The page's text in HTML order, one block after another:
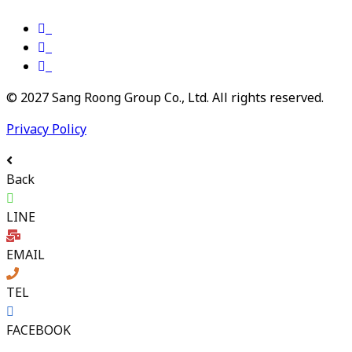
© 2027 Sang Roong Group Co., Ltd. All rights reserved.
Privacy Policy
Back
LINE
EMAIL
TEL
FACEBOOK